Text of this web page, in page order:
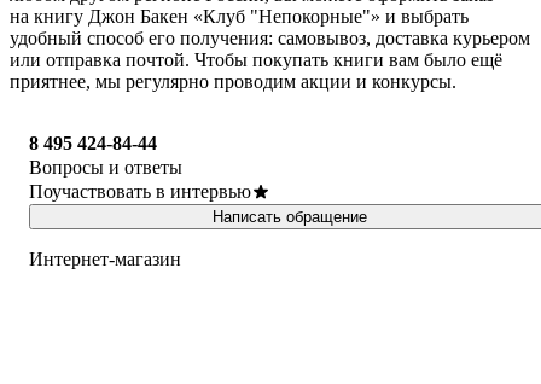
на книгу Джон Бакен «Клуб "Непокорные"» и выбрать
удобный способ его получения: самовывоз, доставка курьером
или отправка почтой. Чтобы покупать книги вам было ещё
приятнее, мы регулярно проводим акции и конкурсы.
8 495 424-84-44
Вопросы и ответы
Поучаствовать в интервью
Написать обращение
Интернет-магазин